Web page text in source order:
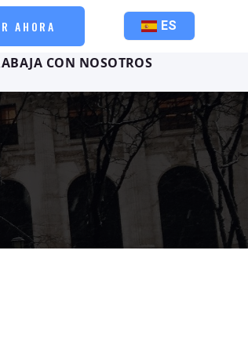
AHORA ES
CON NOSOTROS